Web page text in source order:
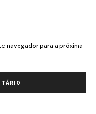
navegador para a próxima